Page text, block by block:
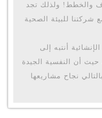
والخطط! ولذلك تجد
شركتنا للبيئة الصحية
أنتبه إلى
أن النفسية الجيدة
نجاح مشاريعها